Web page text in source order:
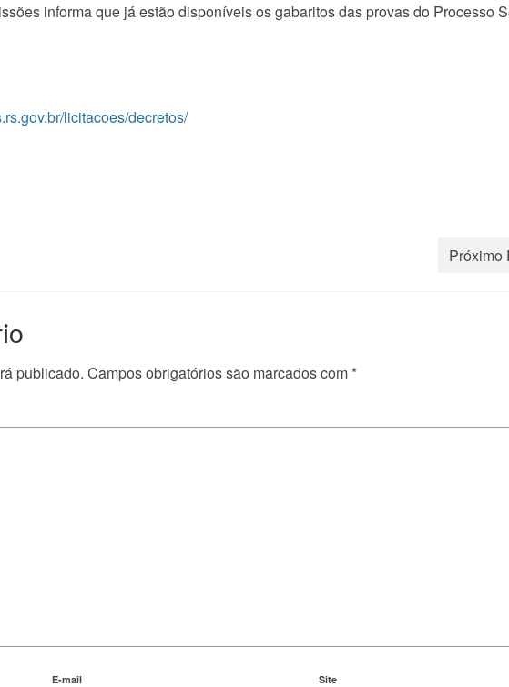
informa que já estão disponíveis os gabaritos das provas do Processo
licitacoes/decretos/
Próximo
publicado. Campos obrigatórios são marcados com *
E-mail Site